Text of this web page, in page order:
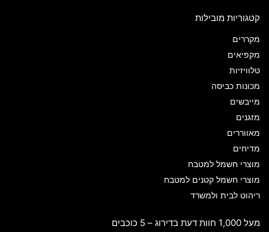
קטגוריות מובילות
מקררים
מקפיאים
טלוויזיות
מכונות כביסה
מייבשים
מזגנים
מאווררים
מדיחים
מוצרי חשמל למטבח
מוצרי חשמל קטנים למטבח
ריהוט לבית ולמשרד
מעל 1,000 חוות דעת בדירוג – 5 כוכבים